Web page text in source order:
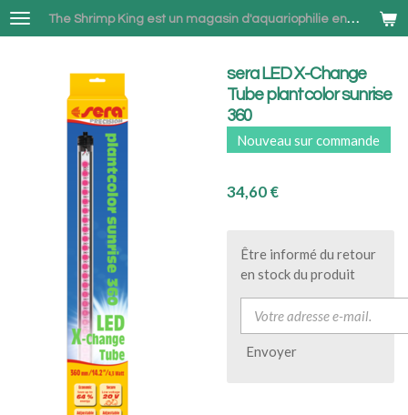
Passer
au
The Shrimp King est un magasin d'aquariophilie en ligne spécialisé dans la vente de Neocaridina et Betta combattant à Bruxelles
sera LED X-Change
Tube plantcolor sunrise
360
Nouveau sur commande
34,60 €
Être informé du retour
en stock du produit
Envoyer